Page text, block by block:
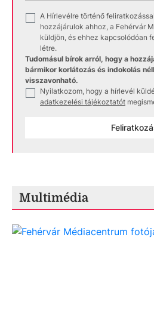
A Hírlevélre történő
hozzájárulok ahhoz, a Fehérvár
küldjön, és ehhez kapcsolódóan
létre.
Tudomásul bírok arról, hogy a
bármikor korlátozás és indokolás
visszavonható.
Nyilatkozom, hogy a hírlevél
adatkezelési tájékoztatót
Multimédia